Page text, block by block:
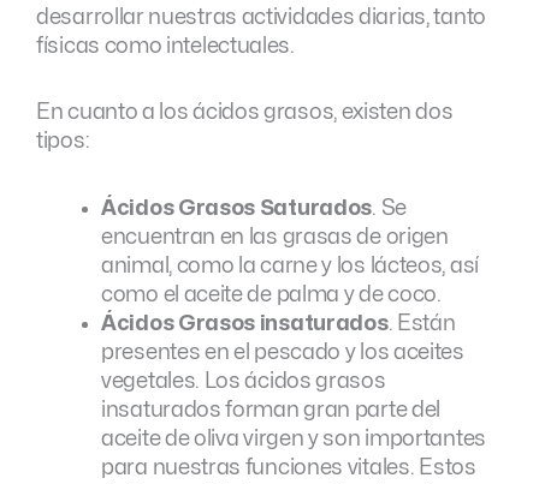
desarrollar nuestras actividades diarias, tanto
físicas como intelectuales.
En cuanto a los ácidos grasos, existen dos
tipos:
Ácidos Grasos Saturados. Se
encuentran en las grasas de origen
animal, como la carne y los lácteos, así
como el aceite de palma y de coco.
Ácidos Grasos insaturados. Están
presentes en el pescado y los aceites
vegetales. Los ácidos grasos
insaturados forman gran parte del
aceite de oliva virgen y son importantes
para nuestras funciones vitales. Estos